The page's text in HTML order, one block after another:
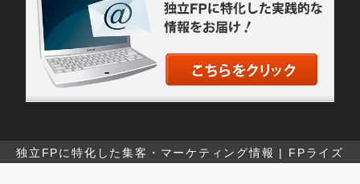
独立FPに特化した集客・マーケティング情報 | FPライズ